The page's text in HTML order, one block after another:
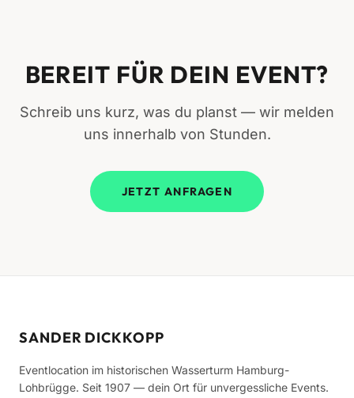
BEREIT FÜR DEIN EVENT?
Schreib uns kurz, was du planst — wir melden
uns innerhalb von Stunden.
JETZT ANFRAGEN
SANDER DICKKOPP
Eventlocation im historischen Wasserturm Hamburg-
Lohbrügge. Seit 1907 — dein Ort für unvergessliche Events.